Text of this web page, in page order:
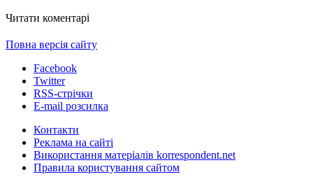
Читати коментарі
Повна версія сайту
Facebook
Twitter
RSS-стрічки
E-mail розсилка
Контакти
Реклама на сайті
Використання матеріалів korrespondent.net
Правила користування сайтом